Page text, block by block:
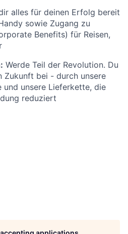
alles für deinen Erfolg bereit
sowie Zugang zu
Benefits) für Reisen,
Werde Teil der Revolution. Du
Zukunft bei - durch unsere
und unsere Lieferkette, die
reduziert